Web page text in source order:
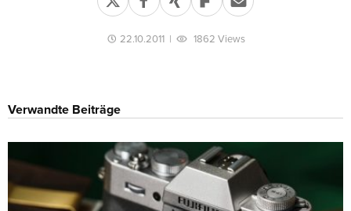
22.10.2011| 1862 Views
Verwandte Beiträge